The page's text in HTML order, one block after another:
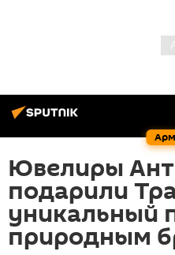
Ювелиры
подарили
уникальный
природным